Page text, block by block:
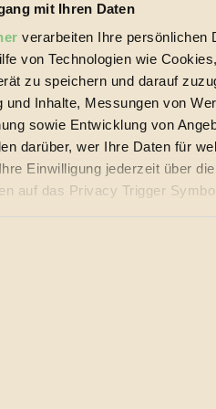
mit Ihren Daten
verarbeiten Ihre persönlichen
von Technologien wie
zu speichern und darauf
Inhalte, Messungen von
sowie Entwicklung von
darüber, wer Ihre Daten für
Einwilligung jederzeit über
auf das Privacy Trigger
wir auch gerne:
Scannen nach bestimmten
Ihre persönlichen Daten
Dinge aus